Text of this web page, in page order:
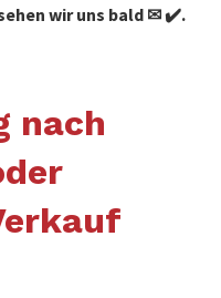
wir uns bald ✉ ✔️.
nach